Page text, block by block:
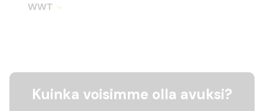
WWT
Kuinka voisimme olla avuksi?